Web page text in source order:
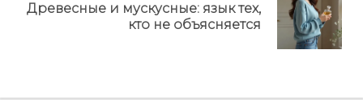
Next
Древесные и мускусные: язык тех,
кто не объясняется